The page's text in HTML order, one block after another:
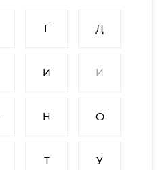
Г Д
И Й
Н О
Т У